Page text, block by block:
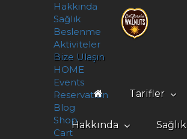
Hakkında
Sağlık
Beslenme
Aktiviteler
Bize Ulaşın
HOME
Events
Reservation
Blog
Shop
Cart
Tarifler
Hakkında Sağlık